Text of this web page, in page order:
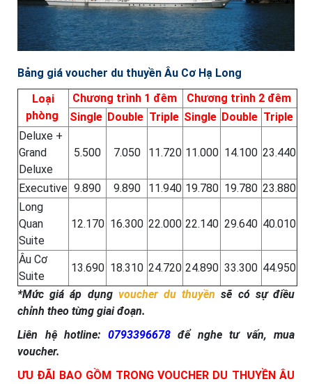
Bảng giá voucher du thuyền Âu Cơ Hạ Long
Loại
phòng
Chương trình 1 đêm
Chương trình 2 đêm
Single Double Triple Single Double Triple
Deluxe +
Grand
Deluxe
5.500 7.050 11.720 11.000 14.100 23.440
Executive 9.890 9.890 11.940 19.780 19.780 23.880
Long
Quan
Suite
12.170 16.300 22.000 22.140 29.640 40.010
Âu Cơ
Suite
13.690 18.310 24.720 24.890 33.300 44.950
*Mức giá áp dụng voucher du thuyền sẽ có sự điều
chỉnh theo từng giai đoạn.
Liên hệ hotline: 0793396678để nghe tư vấn, mua
voucher.
ƯU ĐÃI BAO GỒM TRONG VOUCHER DU THUYỀN ÂU